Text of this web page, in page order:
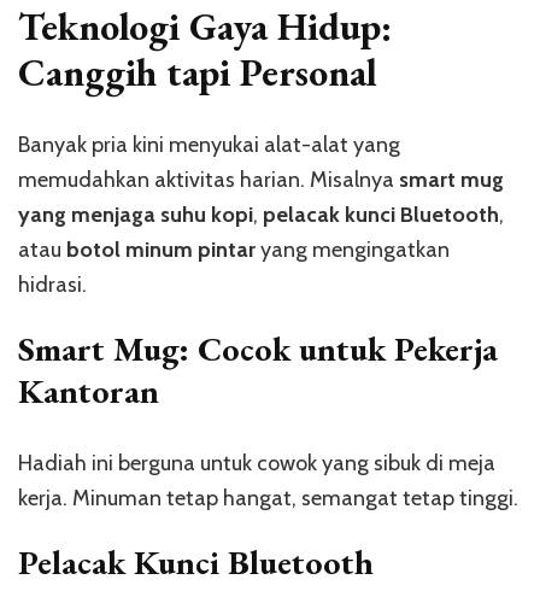
Teknologi Gaya Hidup:
Canggih tapi Personal
Banyak pria kini menyukai alat-alat yang
memudahkan aktivitas harian. Misalnya smart mug
yang menjaga suhu kopi, pelacak kunci Bluetooth,
atau botol minum pintaryang mengingatkan
hidrasi.
Smart Mug: Cocok untuk Pekerja
Kantoran
Hadiah ini berguna untuk cowok yang sibuk di meja
kerja. Minuman tetap hangat, semangat tetap tinggi.
Pelacak Kunci Bluetooth